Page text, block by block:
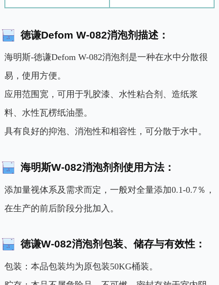
徳谦Defom W-082消泡剂描述：
海明斯-徳谦Defom W-082消泡剂是一种在水中分散很
易，使用方便。
应用范围宽，可用于乳胶漆、水性粘合剂、造纸浆
料、水性瓦楞纸油墨。
具有良好的抑泡、消泡性和相容性，可分散于水中。
海明斯W-082消泡剂剂使用方法：
添加量视体系及需求而定，一般对全量添加0.1-0.7％，
在生产的前后阶段分批加入。
徳谦W-082消泡剂包装、储存与有效性：
包装：本品包装均为原包装50KG桶装。